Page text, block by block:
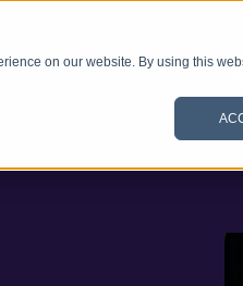
on our website. By using this